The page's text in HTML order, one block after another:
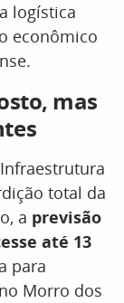
logística
econômico
mas
total da
a previsão
até 13
para
Morro dos